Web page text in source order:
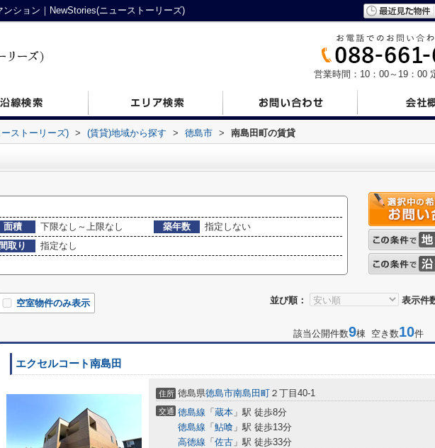
ション｜NewStories(ニューストーリーズ)
営業時間：10：00～19：00
ストーリーズ) > (賃貸)地域から探す > 徳島市 > 南島田町の賃貸
面積 下限なし～上限なし 築年数
指定しない
間取り
指定なし
並び順： 表示件
空室物件のみ表示
該当公開件数9棟 空き数10件
エクセルコート南島田
住所 徳島県徳島市南島田町 ２丁目40-1
交通 徳島線 「 蔵本 」駅 徒歩8分
徳島線 「 鮎喰 」駅 徒歩13分
高徳線 「 佐古 」駅 徒歩33分